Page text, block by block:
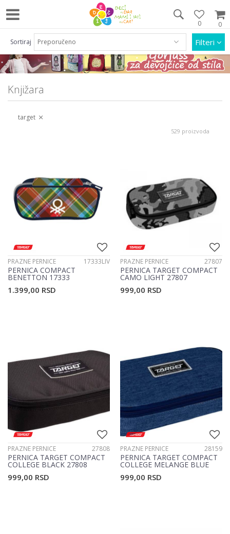
0
0
Pozovite nas na 063/55 33 46 i 011/452 92 40
Knjižara
Sortiraj Filteri
target
529 proizvoda
PRAZNE PERNICE 17333LIV
PERNICA COMPACT
BENETTON 17333
1.399,00 RSD
PRAZNE PERNICE 27807
PERNICA TARGET COMPACT
CAMO LIGHT 27807
999,00 RSD
PRAZNE PERNICE 27808
PERNICA TARGET COMPACT
COLLEGE BLACK 27808
999,00 RSD
PRAZNE PERNICE 28159
PERNICA TARGET COMPACT
COLLEGE MELANGE BLUE
999,00 RSD